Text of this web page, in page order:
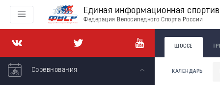
Единая информационная
Федерация Велосипедного Спорта России
Соревнования
ШОССЕ
КАЛЕНДАРЬ